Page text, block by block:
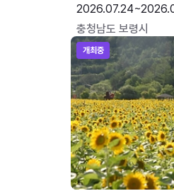
충청남도 보령시
개최중